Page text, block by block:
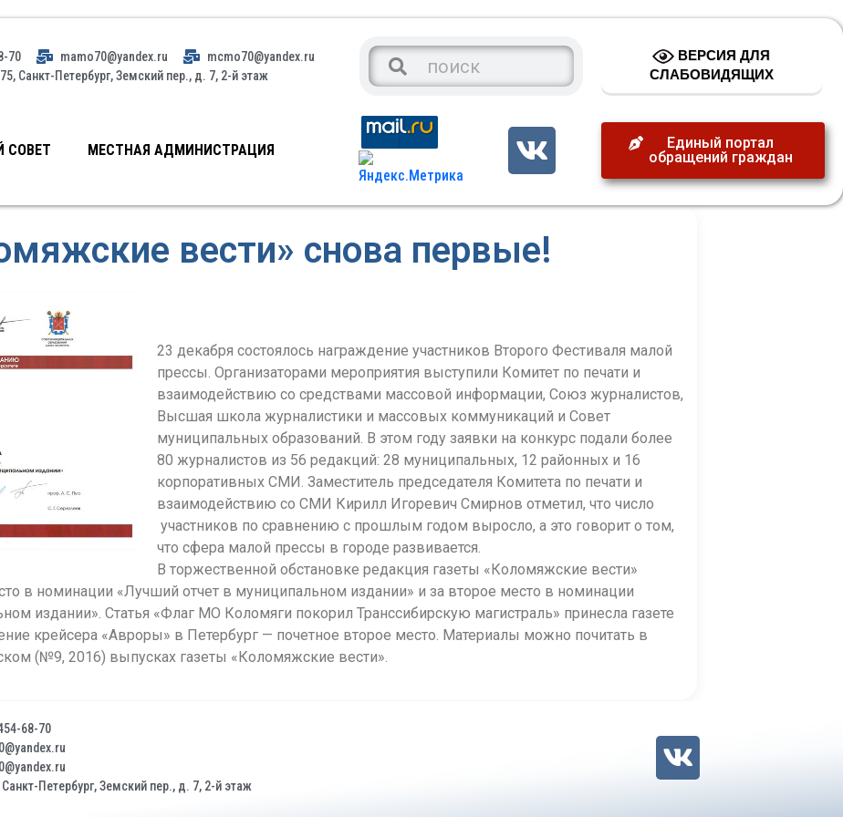
70 mamo70@yandex.ru
mcmo70@yandex.ru
Санкт-Петербург, Земский пер., д. 7, 2-й этаж
ВЕРСИЯ ДЛЯ
СЛАБОВИДЯЩИХ
СОВЕТ МЕСТНАЯ АДМИНИСТРАЦИЯ
Единый портал
обращений граждан
вести» снова первые!
23 декабря состоялось награждение участников Второго Фестиваля малой
прессы. Организаторами мероприятия выступили Комитет по печати и
взаимодействию со средствами массовой информации, Союз журналистов,
Высшая школа журналистики и массовых коммуникаций и Совет
муниципальных образований. В этом году заявки на конкурс подали более
80 журналистов из 56 редакций: 28 муниципальных, 12 районных и 16
корпоративных СМИ. Заместитель председателя Комитета по печати и
взаимодействию со СМИ Кирилл Игоревич Смирнов отметил, что число
участников по сравнению с прошлым годом выросло, а это говорит о том,
что сфера малой прессы в городе развивается.
В торжественной обстановке редакция газеты «Коломяжские вести»
в номинации «Лучший отчет в муниципальном издании» и за второе место в номинации
издании». Статья «Флаг МО Коломяги покорил Транссибирскую магистраль» принесла газете
крейсера «Авроры» в Петербург — почетное второе место. Материалы можно почитать в
(№9, 2016) выпусках газеты «Коломяжские вести».
68-70
Санкт-Петербург, Земский пер., д. 7, 2-й этаж